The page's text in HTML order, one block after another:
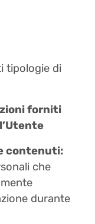
tipologie di
forniti
contenuti:
che
durante